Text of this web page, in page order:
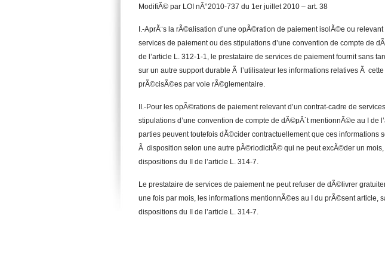
ModifiÃ© par LOI nÂ°2010-737 du 1er juillet 2010 – art. 38
I.-AprÃ¨s la rÃ©alisation d’une opÃ©ration de paiement isolÃ©e ou relevant
services de paiement ou des stipulations d’une convention de compte de
de l’article L. 312-1-1, le prestataire de services de paiement fournit sans
sur un autre support durable Ã l’utilisateur les informations relatives Ã
prÃ©cisÃ©es par voie rÃ©glementaire.
II.-Pour les opÃ©rations de paiement relevant d’un contrat-cadre de
stipulations d’une convention de compte de dÃ©pÃ´t mentionnÃ©e au I de
parties peuvent toutefois dÃ©cider contractuellement que ces informations
Ã disposition selon une autre pÃ©riodicitÃ© qui ne peut excÃ©der un
dispositions du II de l’article L. 314-7.
Le prestataire de services de paiement ne peut refuser de dÃ©livrer
une fois par mois, les informations mentionnÃ©es au I du prÃ©sent article,
dispositions du II de l’article L. 314-7.